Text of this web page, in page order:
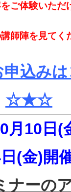
ご体験いただ
師陣を見てく
込みは
☆★☆
月10日(
(金)開
ナーの